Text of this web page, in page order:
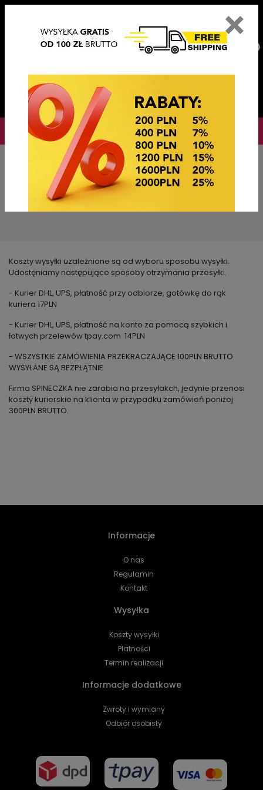
OKAZJE CENOWE! OKAZJE CENOWE!
Koszty wysyłki
Koszty wysyłki uzależnione są od wyboru sposobu wysyłki.
Udostęniamy następujące sposoby otrzymania przesyłki.
- Kurier DHL, UPS, płatność przy odbiorze, gotówkę do rąk
kuriera 17PLN
- Kurier DHL, UPS, płatność na konto za pomocą szybkich i
łatwych przelewów tpay.com 14PLN
- WSZYSTKIE ZAMÓWIENIA PRZEKRACZAJĄCE 100PLN BRUTTO
WYSYŁANE SĄ BEZPŁĄTNIE
Firma SPINECZKA nie zarabia na przesyłakch, jedynie przenosi
koszty kurierskie na klienta w przypadku zamówień poniżej
300PLN BRUTTO.
Informacje
O nas
Regulamin
Kontakt
Wysyłka
Koszty wysyłki
Płatności
Termin realizacji
Informacje dodatkowe
Zwroty i wymiany
Odbiór osobisty
×